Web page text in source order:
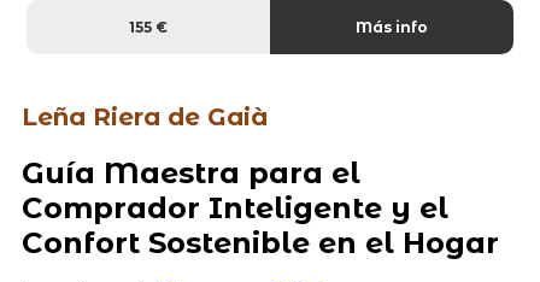
155 € Más info
Leña Riera de Gaià
Guía Maestra para el
Comprador Inteligente y el
Confort Sostenible en el Hogar